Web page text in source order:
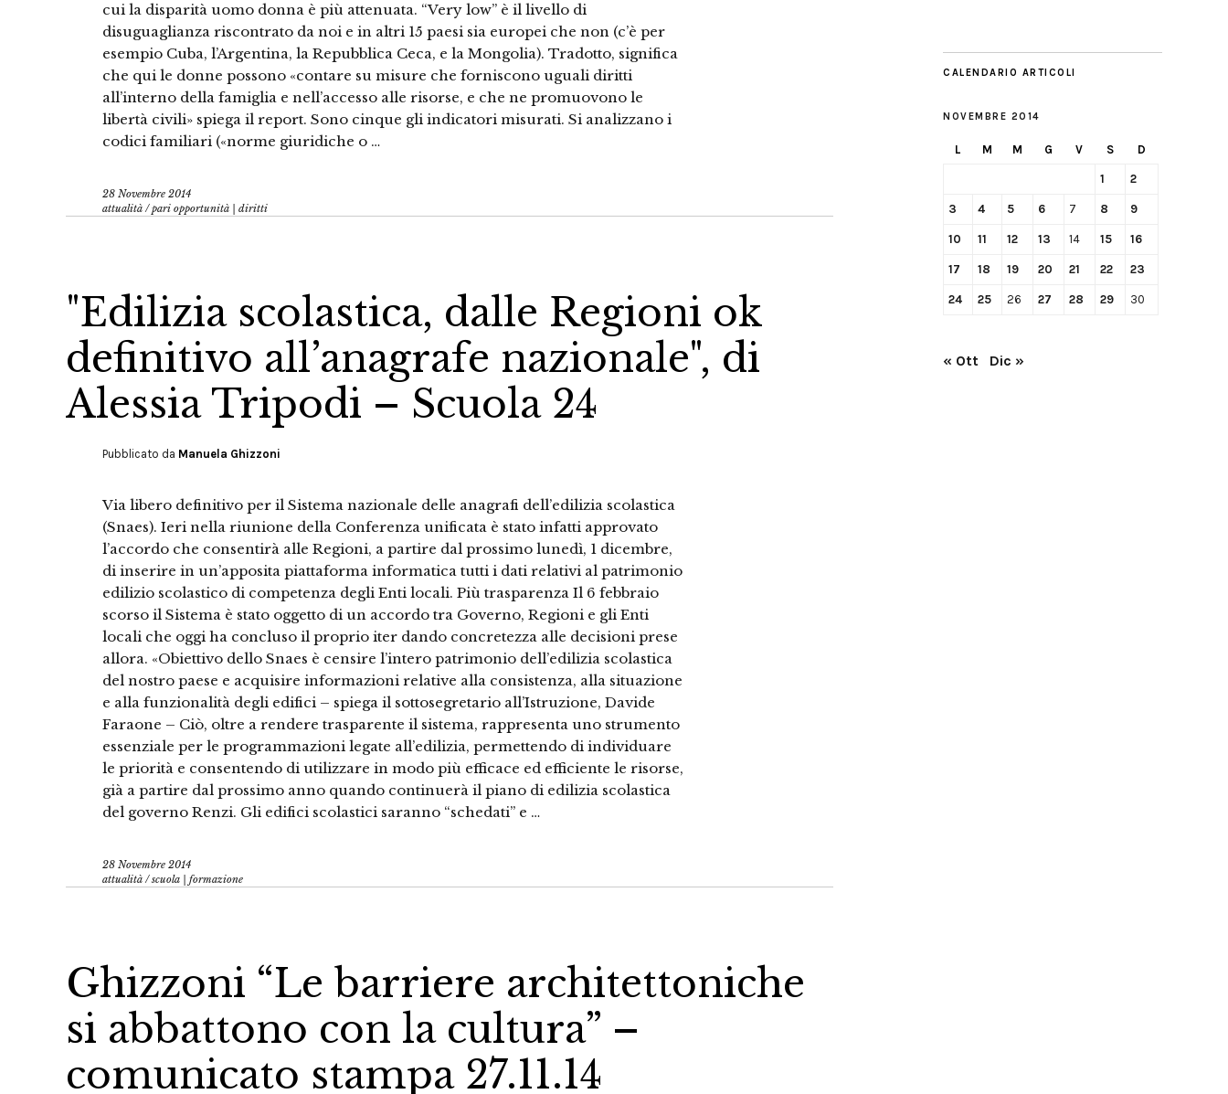
cui la disparità uomo donna è più attenuata. “Very low” è il livello di
disuguaglianza riscontrato da noi e in altri 15 paesi sia europei che non (c’è per
esempio Cuba, l’Argentina, la Repubblica Ceca, e la Mongolia). Tradotto, significa
che qui le donne possono «contare su misure che forniscono uguali diritti
all’interno della famiglia e nell’accesso alle risorse, e che ne promuovono le
libertà civili» spiega il report. Sono cinque gli indicatori misurati. Si analizzano i
codici familiari («norme giuridiche o …
28 Novembre 2014
attualità /pari opportunità | diritti
"Edilizia scolastica, dalle Regioni ok
definitivo all’anagrafe nazionale", di
Alessia Tripodi – Scuola 24
Pubblicato da Manuela Ghizzoni
Via libero definitivo per il Sistema nazionale delle anagrafi dell’edilizia scolastica
(Snaes). Ieri nella riunione della Conferenza unificata è stato infatti approvato
l’accordo che consentirà alle Regioni, a partire dal prossimo lunedì, 1 dicembre,
di inserire in un’apposita piattaforma informatica tutti i dati relativi al patrimonio
edilizio scolastico di competenza degli Enti locali. Più trasparenza Il 6 febbraio
scorso il Sistema è stato oggetto di un accordo tra Governo, Regioni e gli Enti
locali che oggi ha concluso il proprio iter dando concretezza alle decisioni prese
allora. «Obiettivo dello Snaes è censire l’intero patrimonio dell’edilizia scolastica
del nostro paese e acquisire informazioni relative alla consistenza, alla situazione
e alla funzionalità degli edifici – spiega il sottosegretario all’Istruzione, Davide
Faraone – Ciò, oltre a rendere trasparente il sistema, rappresenta uno strumento
essenziale per le programmazioni legate all’edilizia, permettendo di individuare
le priorità e consentendo di utilizzare in modo più efficace ed efficiente le risorse,
già a partire dal prossimo anno quando continuerà il piano di edilizia scolastica
del governo Renzi. Gli edifici scolastici saranno “schedati” e …
28 Novembre 2014
attualità /scuola | formazione
Ghizzoni “Le barriere architettoniche
si abbattono con la cultura” –
comunicato stampa 27.11.14
CALENDARIO ARTICOLI
NOVEMBRE 2014
L M M G V S D
1 2
3 4 5 6 7 8 9
10 11 12 13 14 15 16
17 18 19 20 21 22 23
24 25 26 27 28 29 30
« Ott Dic »